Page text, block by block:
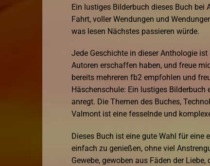
Ein lustiges Bilderbuch dieses Buch bei
Fahrt, voller Wendungen und
was lesen Nächstes passieren würde.
Jede Geschichte in dieser Anthologie
Autoren erschaffen haben, und freue
bereits mehreren fb2 empfohlen und
Häschenschule: Ein lustiges
anregt. Die Themen des Buches,
Valmont ist eine fesselnde und
Dieses Buch ist eine gute Wahl für eine
einfach zu genießen, ohne viel
Gewebe, gewoben aus Fäden der